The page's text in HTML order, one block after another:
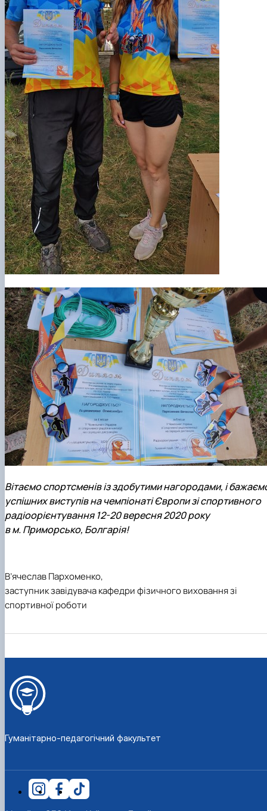
Вітаємо спортсменів із здобутими нагородами, і
успішних виступів на чемпіонаті Європи зі спортивного
радіоорієнтування 12-20 вересня 2020 року
в м. Приморсько, Болгарія!
В’ячеслав Пархоменко,
заступник завідувачакафедри фізичного вихованнязі
спортивної роботи
Гуманітарно-педагогічний факультет